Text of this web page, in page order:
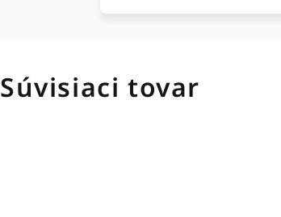
Súvisiaci tovar